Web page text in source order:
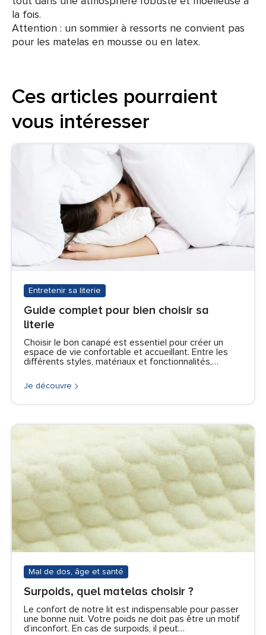
la fois.
Attention : un sommier à ressorts ne convient pas
pour les matelas en mousse ou en latex.
Ces articles pourraient
vous intéresser
Entretenir sa literie
Guide complet pour bien choisir sa
literie
Choisir le bon canapé est essentiel pour créer un
espace de vie confortable et accueillant. Entre les
différents styles, matériaux et fonctionnalités,…
Je découvre
Mal de dos, âge et santé
Surpoids, quel matelas choisir ?
Le confort de notre lit est indispensable pour passer
une bonne nuit. Votre poids ne doit pas être un motif
d’inconfort. En cas de surpoids, il peut…